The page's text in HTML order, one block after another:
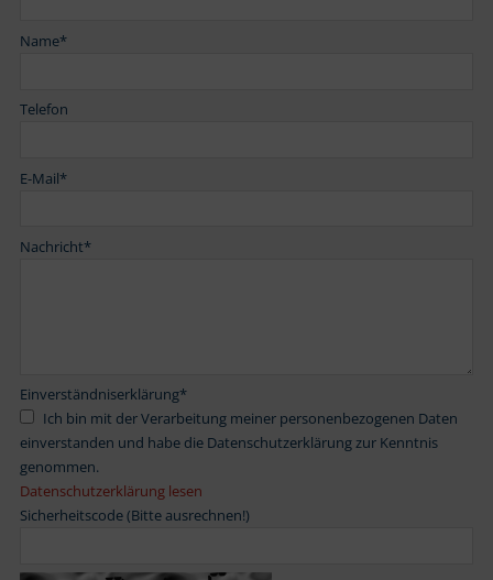
Name*
Telefon
E-Mail*
Nachricht*
Einverständniserklärung*
einverstanden und habe die Datenschutzerklärung zur Kenntnis
genommen.
Datenschutzerklärung lesen
Sicherheitscode (Bitte ausrechnen!)